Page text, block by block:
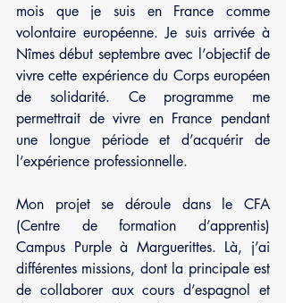
mois que je suis en France comme
volontaire européenne. Je suis arrivée à
Nîmes début septembre avec l’objectif de
vivre cette expérience du Corps européen
de solidarité. Ce programme me
permettrait de vivre en France pendant
une longue période et d’acquérir de
l’expérience professionnelle.
Mon projet se déroule dans le CFA
(Centre de formation d’apprentis)
Campus Purple à Marguerittes. Là, j’ai
différentes missions, dont la principale est
de collaborer aux cours d’espagnol et